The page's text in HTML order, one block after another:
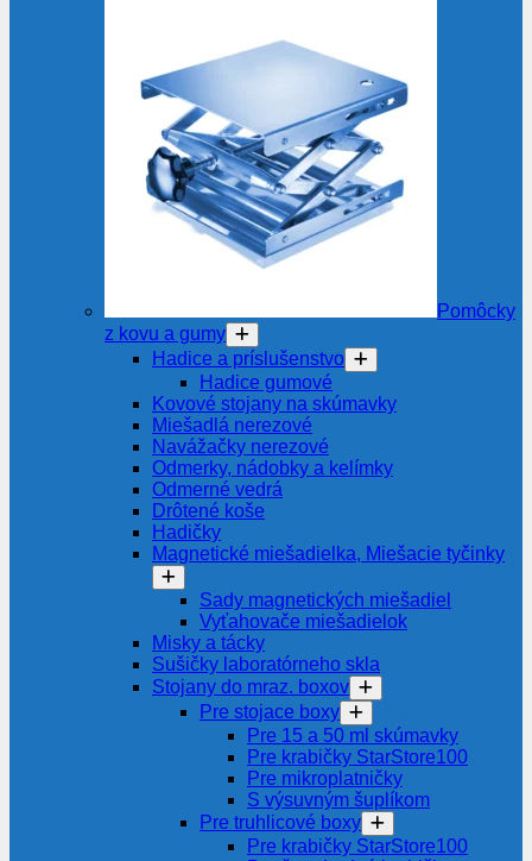
Pomôcky
z kovu a gumy
Hadice a príslušenstvo
Hadice gumové
Kovové stojany na skúmavky
Miešadlá nerezové
Navážačky nerezové
Odmerky, nádobky a kelímky
Odmerné vedrá
Drôtené koše
Hadičky
Magnetické miešadielka, Miešacie tyčinky
Sady magnetických miešadiel
Vyťahovače miešadielok
Misky a tácky
Sušičky laboratórneho skla
Stojany do mraz. boxov
Pre stojace boxy
Pre 15 a 50 ml skúmavky
Pre krabičky StarStore100
Pre mikroplatničky
S výsuvným šuplíkom
Pre truhlicové boxy
Pre krabičky StarStore100